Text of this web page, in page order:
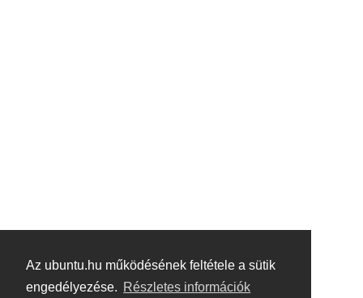
Az ubuntu.hu működésének feltétele a sütik
engedélyezése. Részletes információk